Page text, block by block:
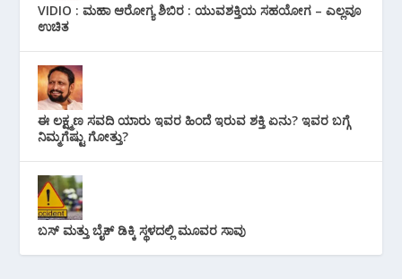
VIDIO : ಮಹಾ ಆರೋಗ್ಯ ಶಿಬಿರ : ಯುವಶಕ್ತಿಯ ಸಹಯೋಗ – ಎಲ್ಲವೂ
ಉಚಿತ
ಈ ಲಕ್ಷ್ಮಣ ಸವದಿ ಯಾರು ಇವರ ಹಿಂದೆ ಇರುವ ಶಕ್ತಿ ಏನು? ಇವರ ಬಗ್ಗೆ
ನಿಮ್ಮಗೆಷ್ಟು ಗೋತ್ತು?
ಬಸ್ ಮತ್ತು ಬೈಕ್ ಡಿಕ್ಕಿ ಸ್ಥಳದಲ್ಲಿ ಮೂವರ ಸಾವು